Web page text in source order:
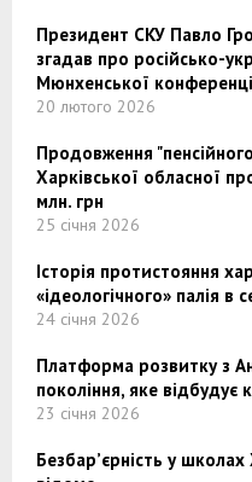
Президент СКУ Павло
згадав про російсько-
Мюнхенської
20 лютого 2026
Продовження
Харківської обласної
млн. грн
25 січня 2026
Історія протистояння
«ідеологічного» палія в
24 січня 2026
Платформа розвитку з
покоління, яке відбудує
23 січня 2026
Безбар’єрність у